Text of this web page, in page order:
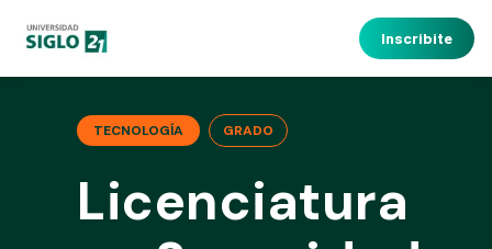
TECNOLOGÍA GRADO
Licenciatura
Inscribite